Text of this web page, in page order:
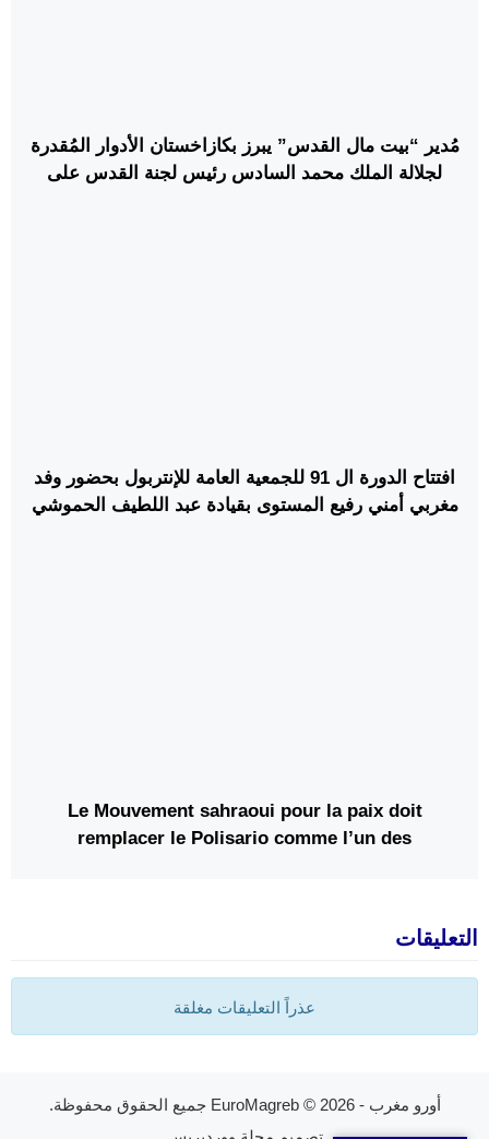
مُدير “بيت مال القدس” يبرز بكازاخستان الأدوار المُقدرة
لجلالة الملك محمد السادس رئيس لجنة القدس على
افتتاح الدورة ال 91 للجمعية العامة للإنتربول بحضور وفد
مغربي أمني رفيع المستوى بقيادة عبد اللطيف الحموشي
Le Mouvement sahraoui pour la paix doit
remplacer le Polisario comme l’un des
التعليقات
عذراً التعليقات مغلقة
أورو مغرب - EuroMagreb© 2026 جميع الحقوق محفوظة.